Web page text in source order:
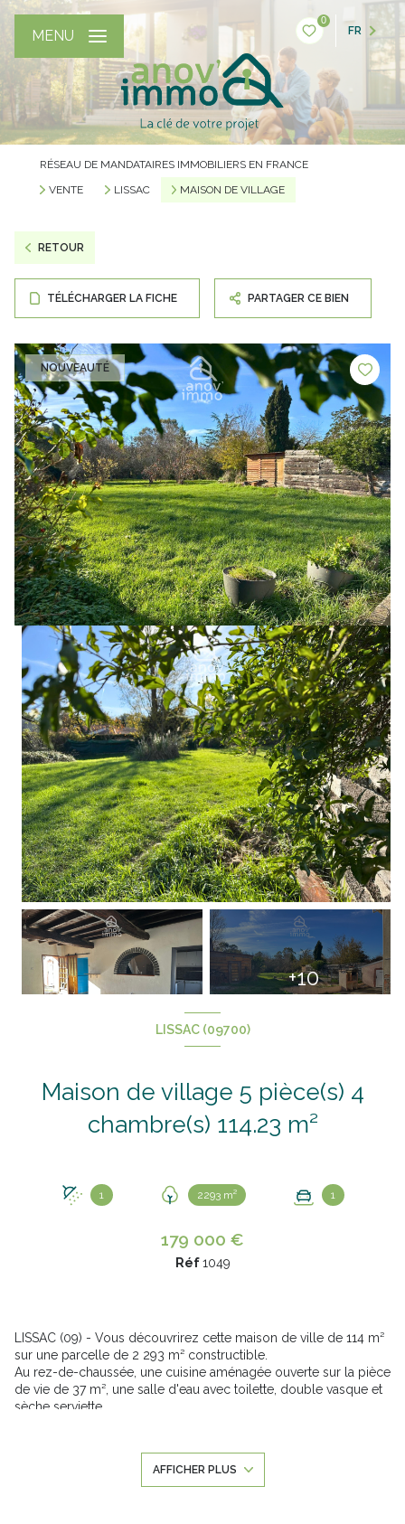
0
FR
MENU
RÉSEAU DE MANDATAIRES IMMOBILIERS EN FRANCE
VENTE
LISSAC MAISON DE VILLAGE
RETOUR
TÉLÉCHARGER LA FICHE PARTAGER CE BIEN
NOUVEAUTÉ
+10
LISSAC (09700)
Maison de village 5 pièce(s) 4
chambre(s) 114.23 m²
1 2293 m² 1
179 000 €
Réf1049
LISSAC (09) - Vous découvrirez cette maison de ville de 114 m²
sur une parcelle de 2 293 m² constructible.
Au rez-de-chaussée, une cuisine aménagée ouverte sur la pièce
de vie de 37 m², une salle d'eau avec toilette, double vasque et
sèche serviette.
Vous serez séduit par sa TRANQUILITÉ et son POTENTIEL.
AFFICHER PLUS